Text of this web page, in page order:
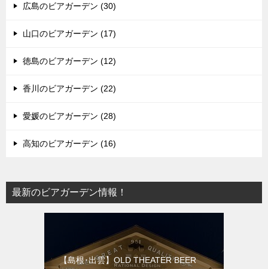
広島のビアガーデン (30)
山口のビアガーデン (17)
徳島のビアガーデン (12)
香川のビアガーデン (22)
愛媛のビアガーデン (28)
高知のビアガーデン (16)
最新のビアガーデン情報！
【島根･出雲】OLD THEATER BEER